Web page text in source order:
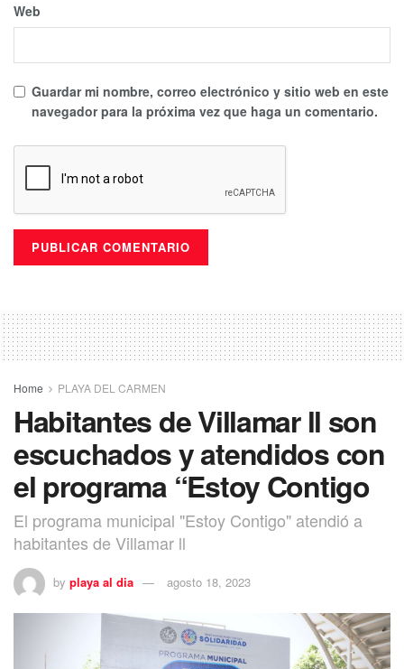
Web
Guardar mi nombre, correo electrónico y sitio web en este
navegador para la próxima vez que haga un comentario.
Home PLAYA DEL CARMEN
Habitantes de Villamar ll son
escuchados y atendidos con
el programa “Estoy Contigo
El programa municipal "Estoy Contigo" atendió a
habitantes de Villamar ll
by playa al dia agosto 18, 2023